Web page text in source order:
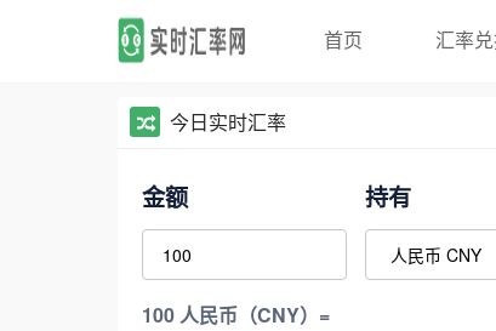
首页 汇率
今日实时汇率
金额 持有
100 人民币（CNY）=